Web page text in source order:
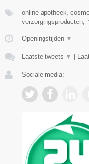
online apotheek,
verzorgingsproducten,
Openingstijden ▼
Laatste tweets ▼
Sociale media: